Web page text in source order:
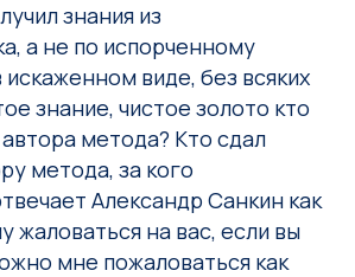
знания из
а не по испорченному
виде, без всяких
знание, чистое золото кто
автора метода? Кто сдал
метода, за кого
Александр Санкин как
жаловаться на вас, если вы
мне пожаловаться как